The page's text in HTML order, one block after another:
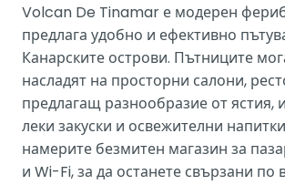
Volcan De Tinamar е модерен
предлага удобно и ефективно
Канарските острови. Пътниците
насладят на просторни салони,
предлагащ разнообразие от ястия,
леки закуски и освежителни
намерите безмитен магазин за
и Wi-Fi, за да останете свързани по